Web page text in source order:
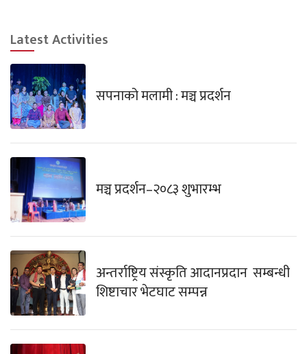
Latest Activities
सपनाको मलामी : मञ्च प्रदर्शन
मञ्च प्रदर्शन–२०८३ शुभारम्भ
अन्तर्राष्ट्रिय संस्कृति आदानप्रदान सम्बन्धी
शिष्टाचार भेटघाट सम्पन्न